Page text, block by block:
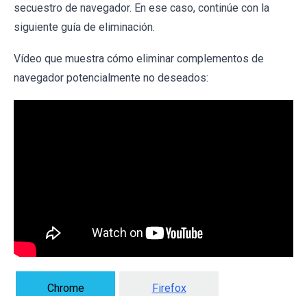
secuestro de navegador. En ese caso, continúe con la
siguiente guía de eliminación.
Vídeo que muestra cómo eliminar complementos de
navegador potencialmente no deseados:
Chrome Firefox